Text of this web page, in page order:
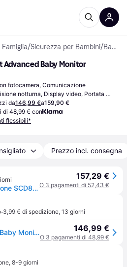
/Sicurezza per Bambini/ Baby Monitor
Advanced Baby Monitor
fotocamera, Comunicazione
notturna, Display video, Portata
(all'aperto): 984ft, Bianco
da146,99 €a159,90 €
di 48,99 € con
flessibili*
Prezzo incl. consegna
Philips AVENT Babyphone SCD882/26 Avanzato
157,29 €
O 3 pagamenti di 52,43 €
·3,99 € di spedizione, 13 giorni
Philips Avent Scd882/26 Baby Monitor Beige,Bianco One Size / EU Plug 220V Bambini 146,99 €
O 3 pagamenti di 48,99 €
, 8-9 giorni